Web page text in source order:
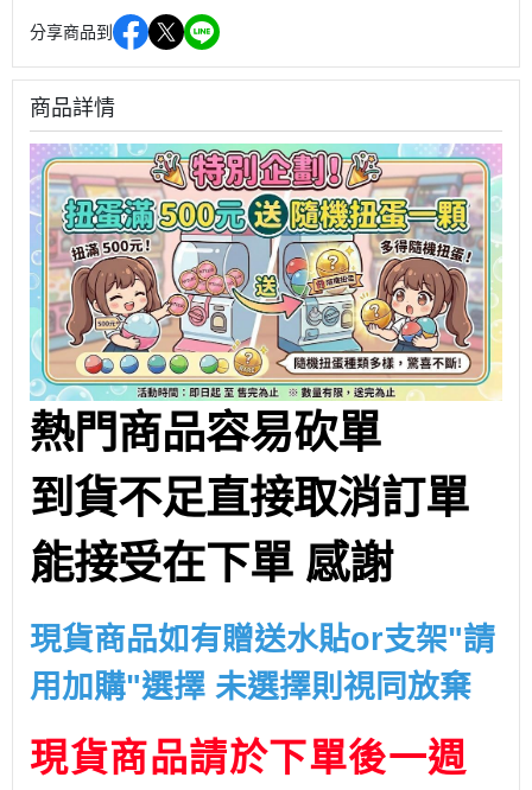
分享商品到
商品詳情
熱門商品容易砍單
到貨不足直接取消訂單
能接受在下單 感謝
現貨商品如有贈送水貼or支架"請
用加購"選擇 未選擇則視同放棄
現貨商品請於下單後一週